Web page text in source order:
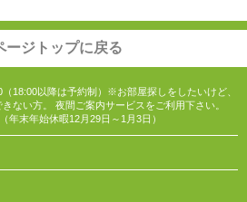
ージトップに戻る
18:00以降は予約制）※お部屋探しをしたいけど、
ない方。 夜間ご案内サービスをご利用下さい。
年末年始休暇12月29日～1月3日）